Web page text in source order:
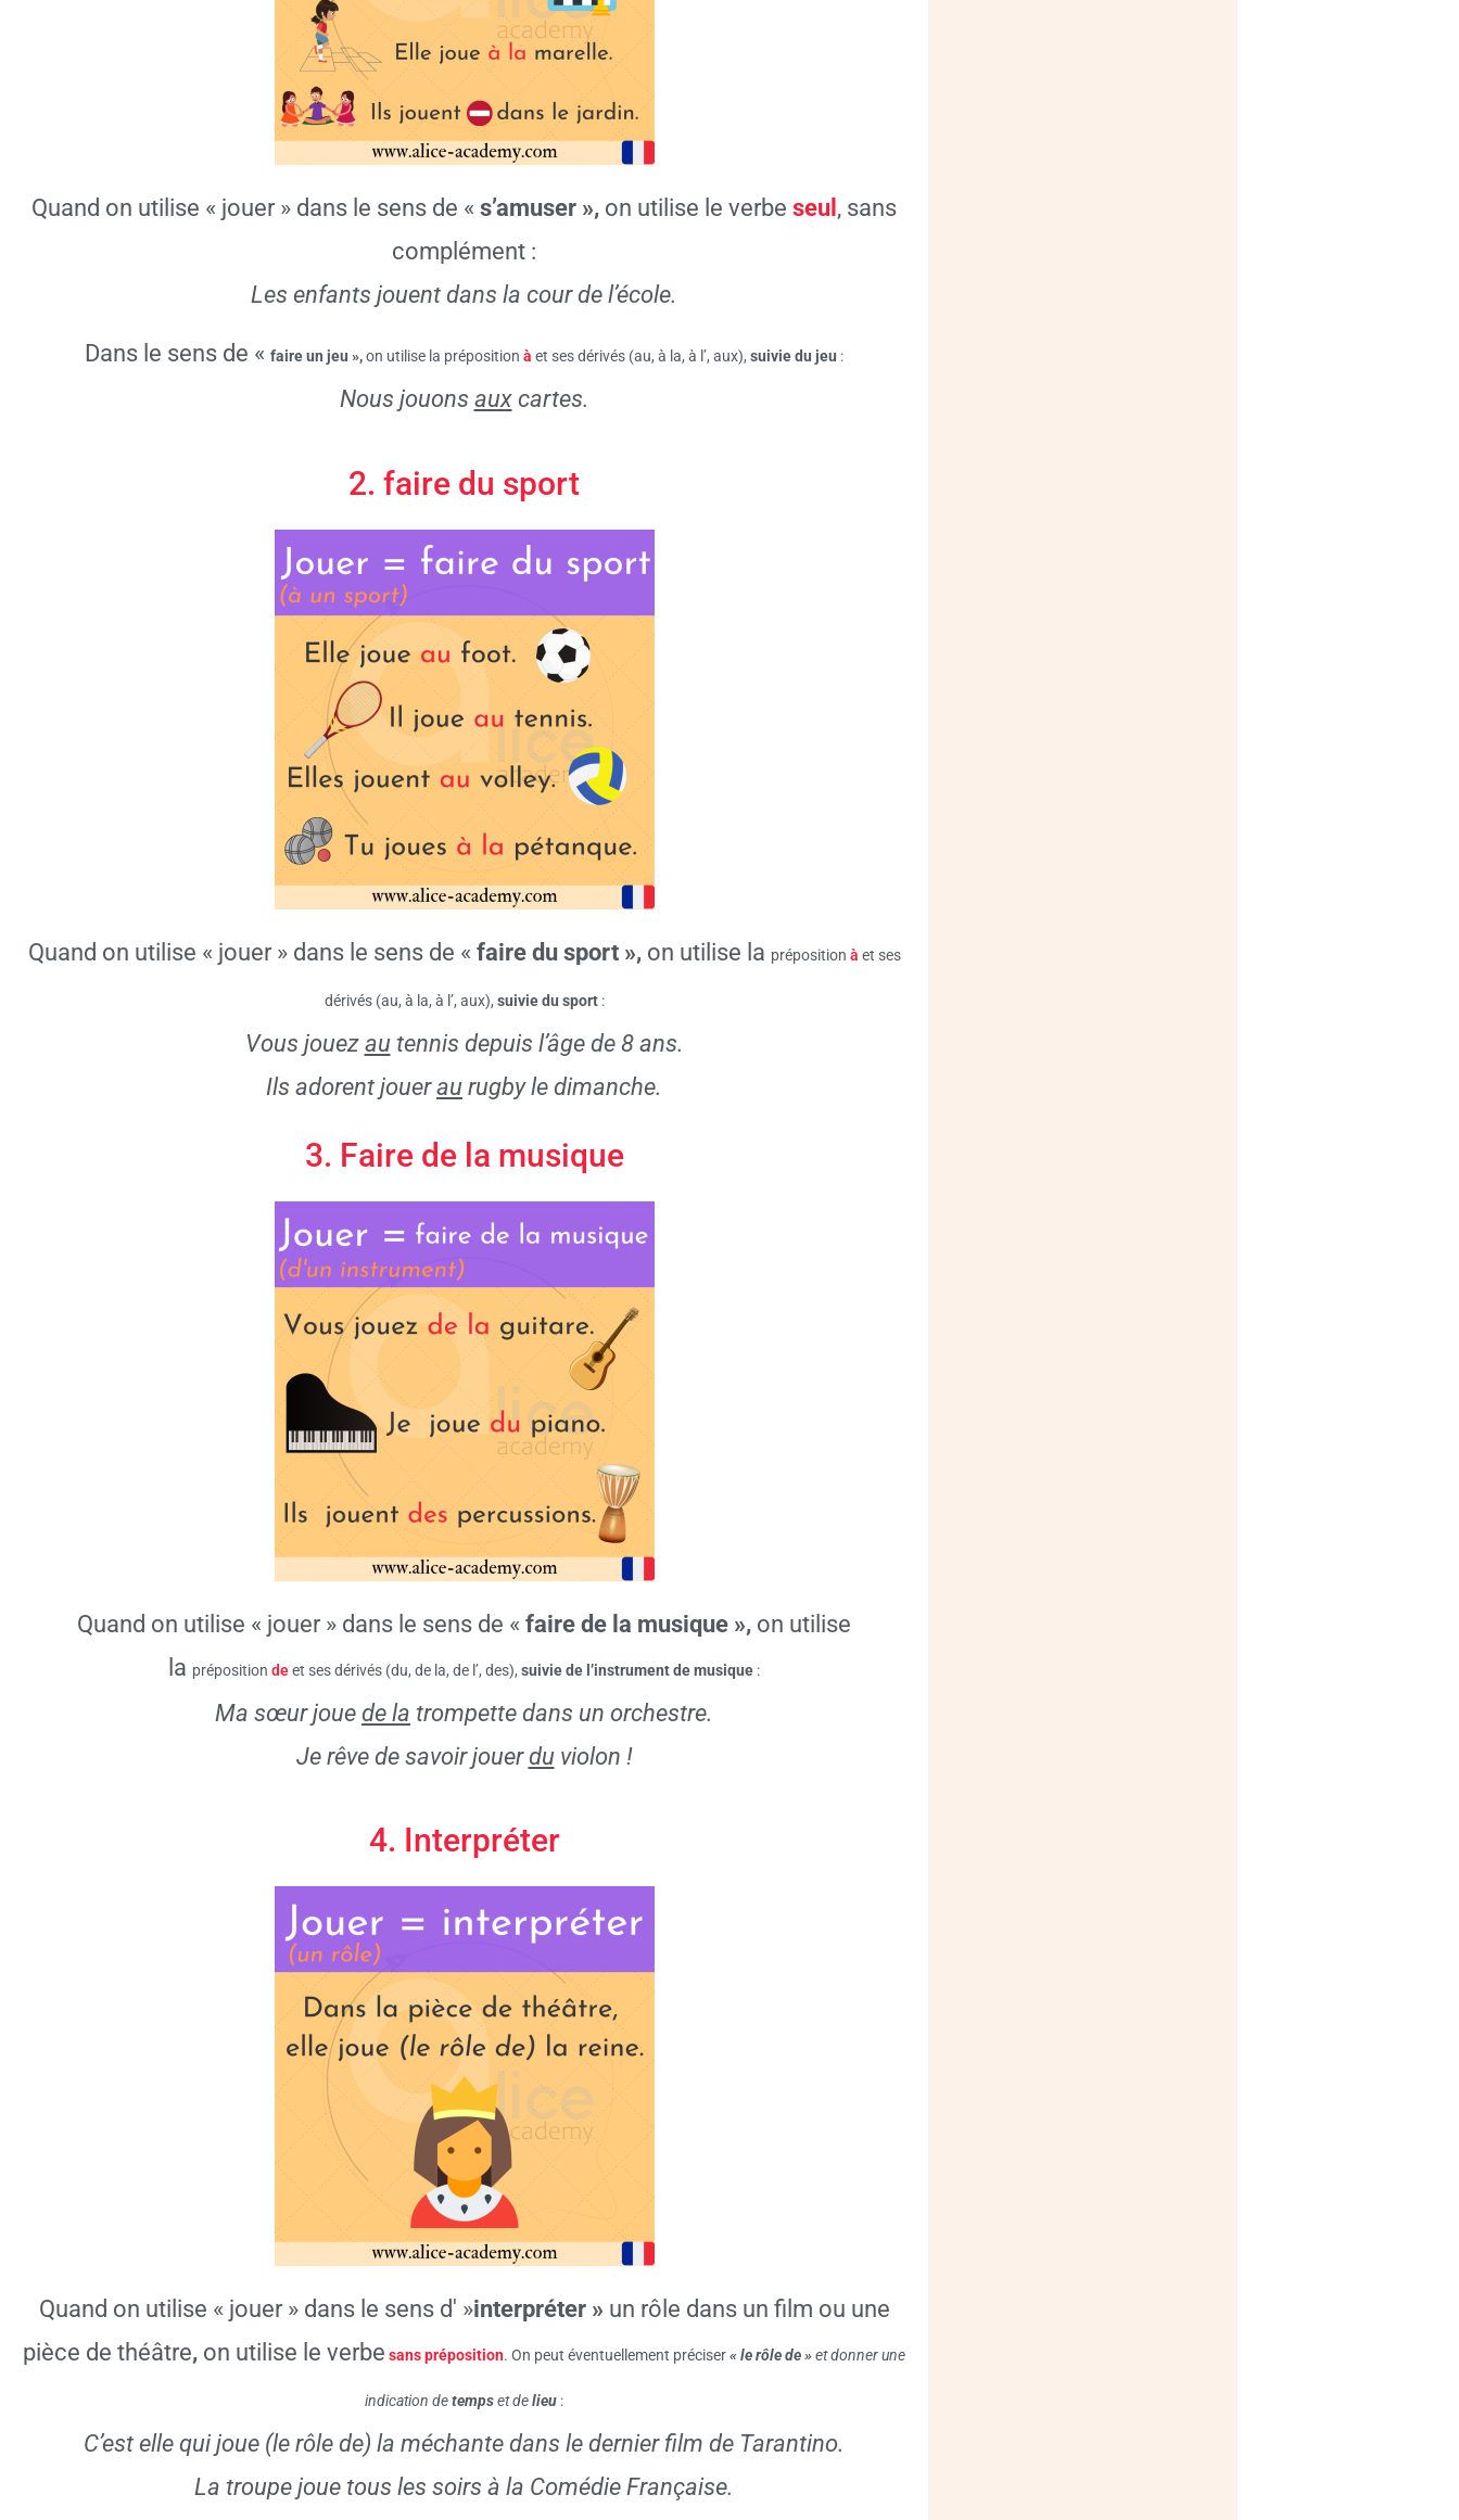
Quand on utilise « jouer » dans le sens de « s’amuser », on utilise le verbe seul , sans
complément :
Les enfants jouent dans la cour de l’école.
Dans le sens de « faire un jeu »,on utilise la préposition à et ses dérivés (au, à la, à l’, aux), suivie du jeu :
Nous jouons auxcartes.
2. faire du sport
Quand on utilise « jouer » dans le sens de « faire du sport », on utilise la préposition à et ses
dérivés (au, à la, à l’, aux), suivie du sport:
Vous jouez au tennis depuis l’âge de 8 ans.
Ils adorent jouerau rugby le dimanche.
3. Faire de la musique
Quand on utilise « jouer » dans le sens de « faire de la musique », on utilise
la préposition deet ses dérivés (du, de la, de l’, des), suivie de l’instrument de musique :
Ma sœur joue de la trompette dans un orchestre.
Je rêve de savoir jouer du violon !
4. Interpréter
Quand on utilise « jouer » dans le sens d' »interpréter » un rôle dans un film ou une
pièce de théâtre, on utilise le verbe sanspréposition. On peut éventuellement préciser« le rôle de » et donner une
indication detempset delieu :
C’est elle qui joue (le rôle de) la méchante dans le dernier film de Tarantino.
La troupe joue tous les soirs à la Comédie Française.